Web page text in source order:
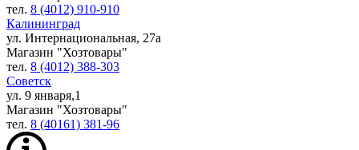
тел. 8 (4012) 910-910
Калининград
ул. Интернациональная, 27а
Магазин "Хозтовары"
тел. 8 (4012) 388-303
Советск
ул. 9 января,1
Магазин "Хозтовары"
тел. 8 (40161) 381-96